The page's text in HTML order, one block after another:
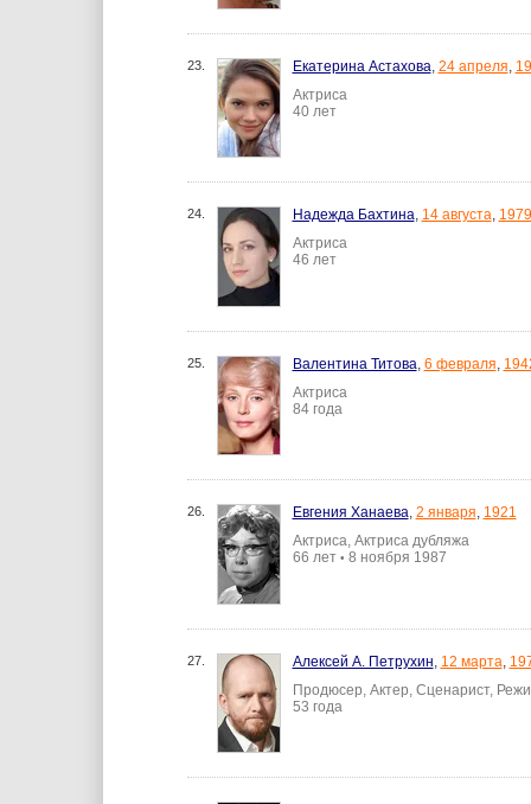
23. Екатерина Астахова, 24 апреля,
Актриса
40 лет
24. Надежда Бахтина, 14 августа, 1979
Актриса
46 лет
25. Валентина Титова, 6 февраля,
Актриса
84 года
26. Евгения Ханаева, 2 января, 1921
Актриса, Актриса дубляжа
66 лет • 8 ноября 1987
27. Алексей А. Петрухин, 12 марта,
Продюсер, Актер, Сценарист,
53 года